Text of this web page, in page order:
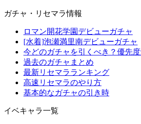
ガチャ・リセマラ情報
ロマン開花学園デビューガチャ
[水着]泡瀬満里南デビューガチャ
今どのガチャを引くべき？優先
過去のガチャまとめ
最新リセマラランキング
高速リセマラのやり方
基本的なガチャの引き時
イベキャラ一覧